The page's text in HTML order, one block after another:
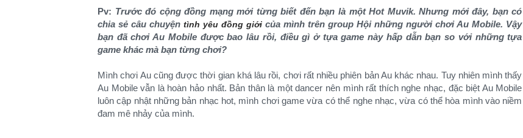
Pv: Trước đó cộng đồng mạng mới từng biết đến bạn là một Hot Muvik. Nhưng mới đây, bạn có
chia sẻ câu chuyệntình yêu đồng giới của mình trên group Hội những người chơi Au Mobile. Vậy
bạn đã chơi Au Mobile được bao lâu rồi, điều gì ở tựa game này hấp dẫn bạn so với những tựa
game khác mà bạn từng chơi?
Mình chơi Au cũng được thời gian khá lâu rồi, chơi rất nhiều phiên bản Au khác nhau. Tuy nhiên mình thấy
Au Mobile vẫn là hoàn hảo nhất. Bản thân là một dancer nên mình rất thích nghe nhạc, đặc biệt Au Mobile
luôn cập nhật những bản nhạc hot, mình chơi game vừa có thể nghe nhạc, vừa có thể hòa mình vào niềm
đam mê nhảy của mình.